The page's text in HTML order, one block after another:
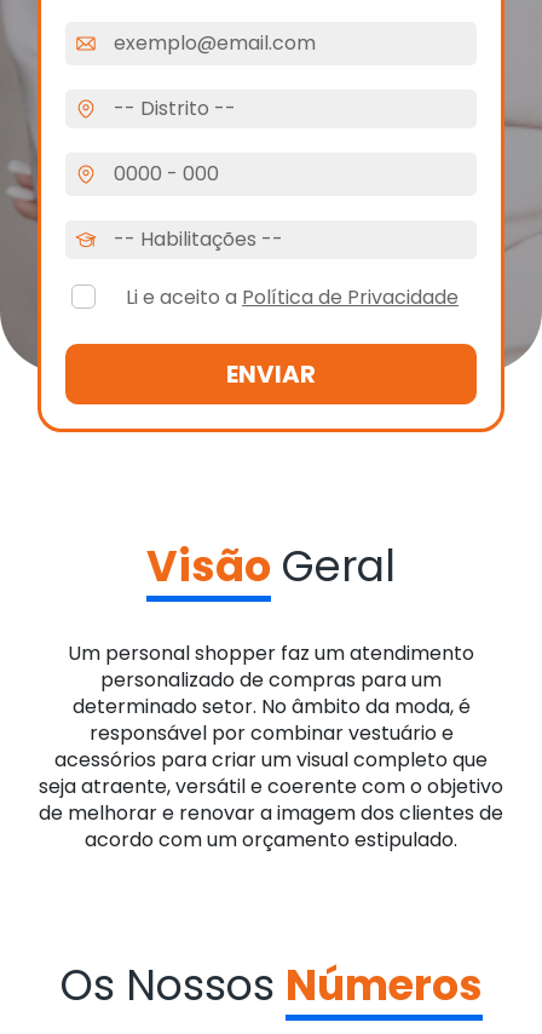
Li e aceito a Política de Privacidade
Visão Geral
Um personal shopper faz um atendimento
personalizado de compras para um
determinado setor. No âmbito da moda, é
responsável por combinar vestuário e
acessórios para criar um visual completo que
seja atraente, versátil e coerente com o objetivo
de melhorar e renovar a imagem dos clientes de
acordo com um orçamento estipulado.
Os Nossos Números